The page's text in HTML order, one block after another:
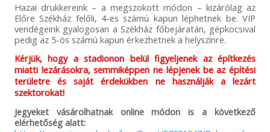
Hazai drukkereink – a megszokott módon – kizárólag az
Előre Székház felőli, 4-es számú kapun léphetnek be. VIP
vendégeink gyalogosan a Székház főbejáratán, gépkocsival
pedig az 5-ös számú kapun érkezhetnek a helyszínre.
Kérjük, hogy a stadionon belül figyeljenek az építkezés
miatti lezárásokra, semmiképpen ne lépjenek be az építési
területre és saját érdekükben ne használják a lezárt
szektorokat!
Jegyeket vásárolhatnak online módon is a következő
elérhetőség alatt: